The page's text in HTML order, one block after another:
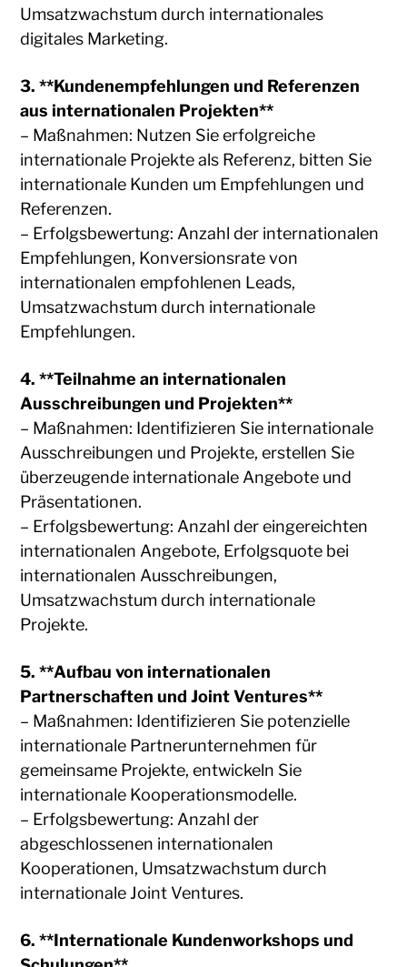
Umsatzwachstum durch internationales
digitales Marketing.
3. **Kundenempfehlungen und Referenzen
aus internationalen Projekten**
– Maßnahmen: Nutzen Sie erfolgreiche
internationale Projekte als Referenz, bitten Sie
internationale Kunden um Empfehlungen und
Referenzen.
– Erfolgsbewertung: Anzahl der internationalen
Empfehlungen, Konversionsrate von
internationalen empfohlenen Leads,
Umsatzwachstum durch internationale
Empfehlungen.
4. **Teilnahme an internationalen
Ausschreibungen und Projekten**
– Maßnahmen: Identifizieren Sie internationale
Ausschreibungen und Projekte, erstellen Sie
überzeugende internationale Angebote und
Präsentationen.
– Erfolgsbewertung: Anzahl der eingereichten
internationalen Angebote, Erfolgsquote bei
internationalen Ausschreibungen,
Umsatzwachstum durch internationale
Projekte.
5. **Aufbau von internationalen
Partnerschaften und Joint Ventures**
– Maßnahmen: Identifizieren Sie potenzielle
internationale Partnerunternehmen für
gemeinsame Projekte, entwickeln Sie
internationale Kooperationsmodelle.
– Erfolgsbewertung: Anzahl der
abgeschlossenen internationalen
Kooperationen, Umsatzwachstum durch
internationale Joint Ventures.
6. **Internationale Kundenworkshops und